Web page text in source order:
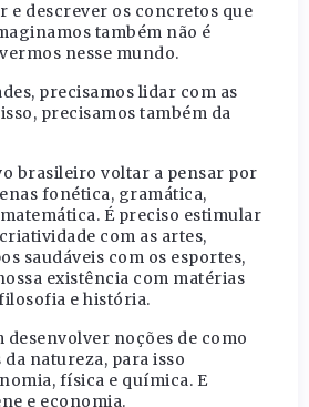
e descrever os concretos que
também não é
nesse mundo.
precisamos lidar com as
precisamos também da
brasileiro voltar a pensar por
fonética, gramática,
É preciso estimular
com as artes,
saudáveis com os esportes,
existência com matérias
e história.
desenvolver noções de como
natureza, para isso
física e química. E
e economia.